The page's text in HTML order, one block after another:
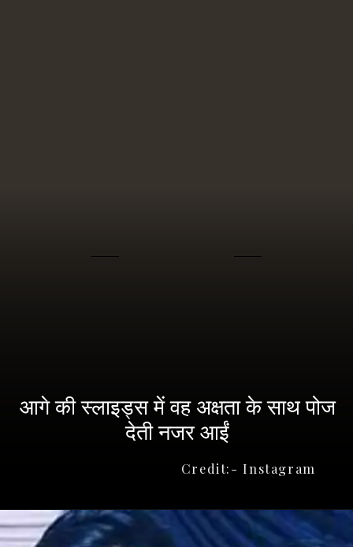
Credit:- Instagram
आगे की स्लाइड्स में वह अक्षता के साथ पोज
देती नजर आईं